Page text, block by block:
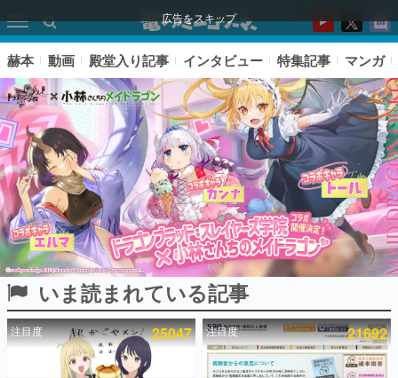
広告をスキップ
ピックアップ
電ファミのいま読まれている記事ランキング
赫本 動画 殿堂入り記事 インタビュー 特集記事 マンガ
いま読まれている記事
注目度 25047 注目度 21692